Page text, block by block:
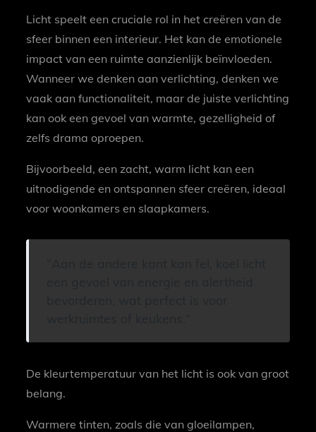
Licht speelt een cruciale rol in het creëren van de
sfeer binnen een interieur. Het kan de emotionele
impact van een ruimte aanzienlijk beïnvloeden.
Wanneer we denken aan verlichting, denken we
vaak aan functionaliteit, maar de juiste verlichting
kan ook een gevoel van warmte, gezelligheid of
zelfs drama oproepen.
Bijvoorbeeld, een zacht, warm licht kan een
uitnodigende en ontspannen sfeer creëren, ideaal
voor woonkamers en slaapkamers.
De kleurtemperatuur van het licht is ook van groot
belang.
Warmere tinten, zoals die van gloeilampen,